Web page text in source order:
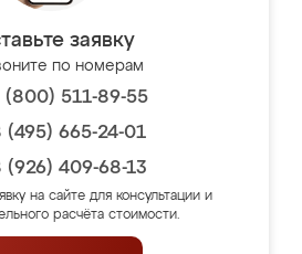
заявку
по номерам
(800) 511-89-55
(495) 665-24-01
(926) 409-68-13
на сайте для консультации и
расчёта стоимости.